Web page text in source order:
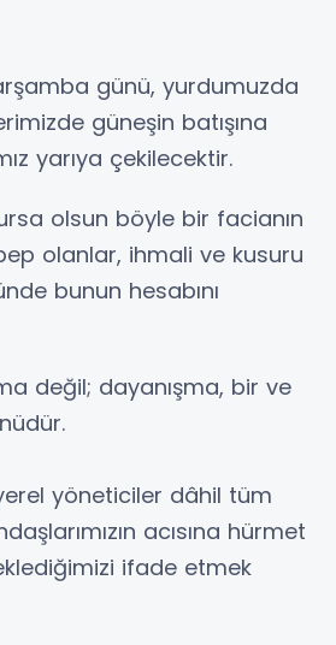
günü, yurdumuzda
güneşin batışına
yarıya çekilecektir.
olsun böyle bir facianın
olanlar, ihmali ve kusuru
bunun hesabını
değil; dayanışma, bir ve
yöneticiler dâhil tüm
acısına hürmet
ifade etmek